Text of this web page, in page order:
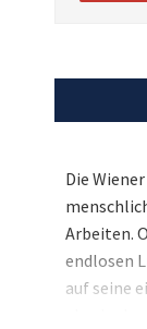
Die
Arbeiten.
endlosen
auf seine
ein